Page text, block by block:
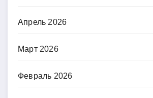
Апрель 2026
Март 2026
Февраль 2026